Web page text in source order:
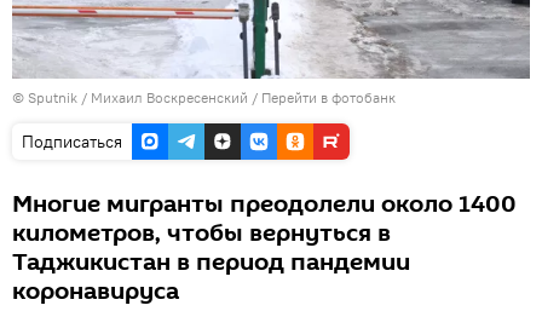
© Sputnik / Михаил Воскресенский / Перейти в фотобанк
Подписаться
Многие мигранты преодолели около 1400
километров, чтобы вернуться в
Таджикистан в период пандемии
коронавируса